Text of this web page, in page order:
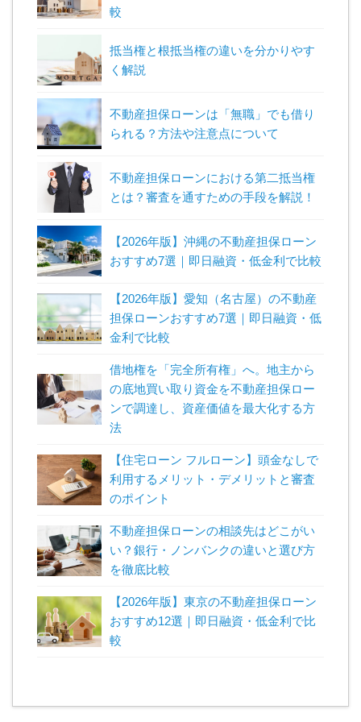
較
抵当権と根抵当権の違いを分かりやす
く解説
不動産担保ローンは「無職」でも借り
られる？方法や注意点について
不動産担保ローンにおける第二抵当権
とは？審査を通すための手段を解説！
【2026年版】沖縄の不動産担保ローン
おすすめ7選｜即日融資・低金利で比較
【2026年版】愛知（名古屋）の不動産
担保ローンおすすめ7選｜即日融資・低
金利で比較
借地権を「完全所有権」へ。地主から
の底地買い取り資金を不動産担保ロー
ンで調達し、資産価値を最大化する方
法
【住宅ローン フルローン】頭金なしで
利用するメリット・デメリットと審査
のポイント
不動産担保ローンの相談先はどこがい
い？銀行・ノンバンクの違いと選び方
を徹底比較
【2026年版】東京の不動産担保ローン
おすすめ12選｜即日融資・低金利で比
較